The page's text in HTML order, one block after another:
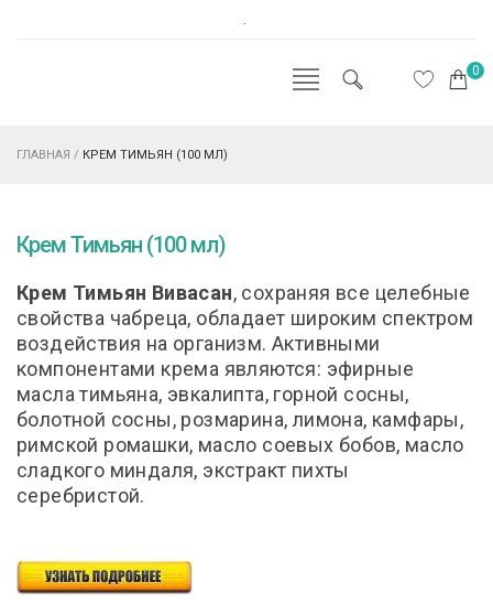
.
0
ГЛАВНАЯ / КРЕМ ТИМЬЯН (100 МЛ)
Крем Тимьян (100 мл)
Крем Тимьян Вивасан, сохраняя все целебные
свойства чабреца, обладает широким спектром
воздействия на организм. Активными
компонентами крема являются: эфирные
масла тимьяна, эвкалипта, горной сосны,
болотной сосны, розмарина, лимона, камфары,
римской ромашки, масло соевых бобов, масло
сладкого миндаля, экстракт пихты
серебристой.